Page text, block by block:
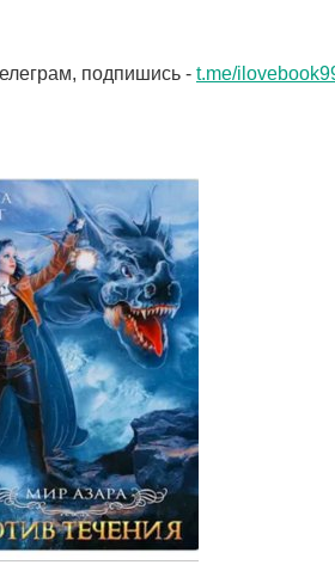
подпишись - t.me/